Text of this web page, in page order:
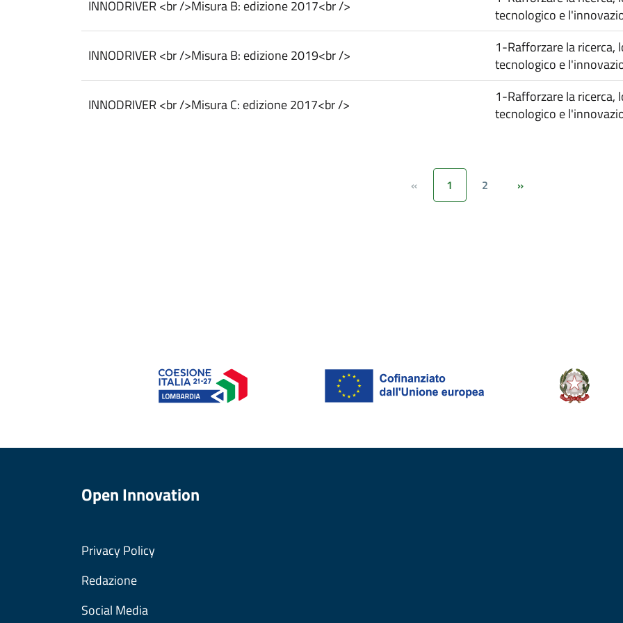
INNODRIVER <br />Misura B: edizione 2017<br />
tecnologico e
INNODRIVER <br />Misura B: edizione 2019<br />
1-Rafforzare la ricerca,
tecnologico e
INNODRIVER <br />Misura C: edizione 2017<br />
1-Rafforzare la ricerca,
tecnologico e
« 1 2 »
Open Innovation
Privacy Policy
Redazione
Social Media